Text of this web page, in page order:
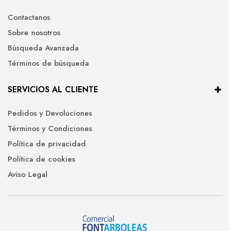
Contactanos
Sobre nosotros
Búsqueda Avanzada
Términos de búsqueda
SERVICIOS AL CLIENTE
Pedidos y Devoluciones
Términos y Condiciones
Política de privacidad
Política de cookies
Aviso Legal